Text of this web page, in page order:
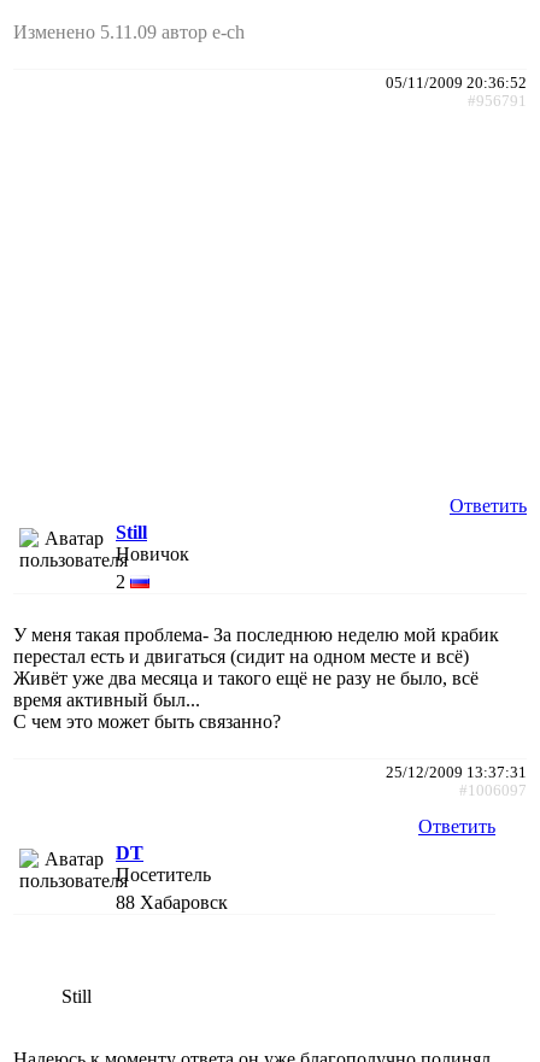
Изменено 5.11.09 автор e-ch
05/11/2009 20:36:52
#956791
Ответить
Still
Новичок
2
У меня такая проблема- За последнюю неделю мой крабик
перестал есть и двигаться (сидит на одном месте и всё)
Живёт уже два месяца и такого ещё не разу не было, всё
время активный был...
С чем это может быть связанно?
25/12/2009 13:37:31
#1006097
Ответить
DT
Посетитель
88 Хабаровск
Still